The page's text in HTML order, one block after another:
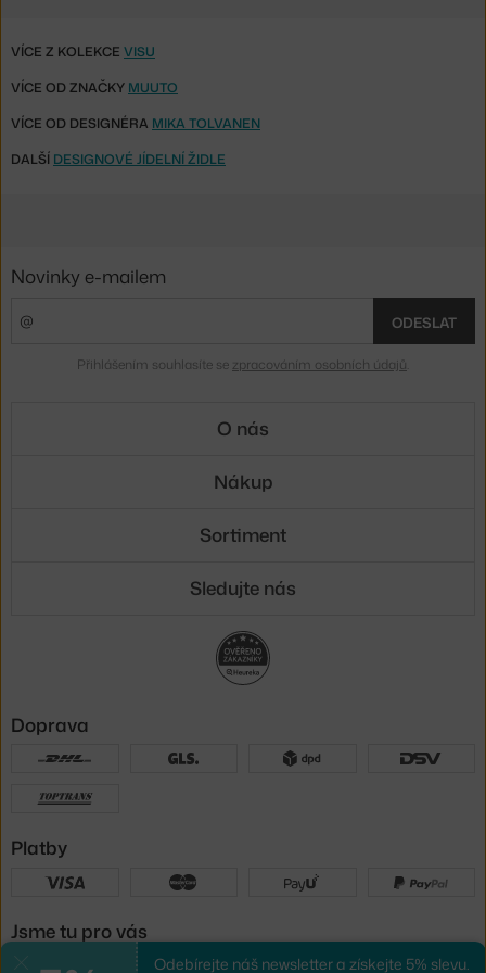
VÍCE Z KOLEKCE VISU
VÍCE OD ZNAČKY MUUTO
VÍCE OD DESIGNÉRA MIKA TOLVANEN
DALŠÍ DESIGNOVÉ JÍDELNÍ ŽIDLE
Odebírejte náš newsletter a získejte 5% slevu.
Novinky e-mailem
ODESLAT
Přihlášením souhlasíte se zpracováním osobních údajů
O nás
Nákup
Sortiment
Sledujte nás
Doprava
Platby
Jsme tu pro vás